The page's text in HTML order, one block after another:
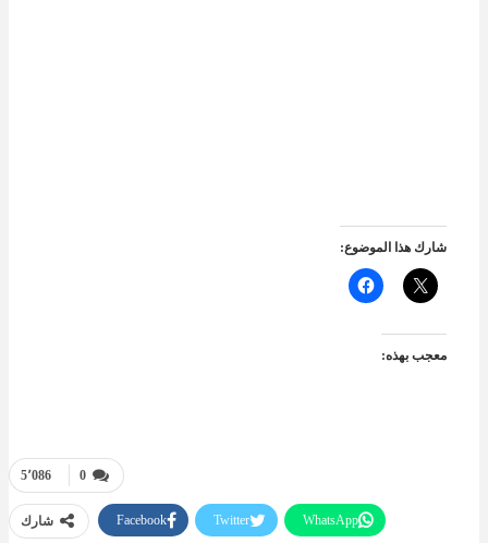
شارك هذا الموضوع:
معجب بهذه:
0 5٬086
شارك Facebook Twitter WhatsApp